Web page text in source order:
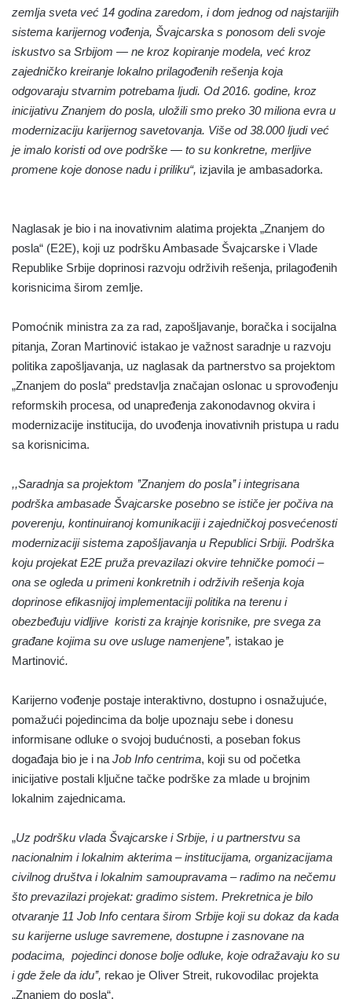
zemlja sveta već 14 godina zaredom, i dom jednog od najstarijih
sistema karijernog vođenja, Švajcarska s ponosom deli svoje
iskustvo sa Srbijom — ne kroz kopiranje modela, već kroz
zajedničko kreiranje lokalno prilagođenih rešenja koja
odgovaraju stvarnim potrebama ljudi. Od 2016. godine, kroz
inicijativu Znanjem do posla, uložili smo preko 30 miliona evra u
modernizaciju karijernog savetovanja. Više od 38.000 ljudi već
je imalo koristi od ove podrške — to su konkretne, merljive
promene koje donose nadu i priliku“, izjavila je ambasadorka.
Naglasak je bio i na inovativnim alatima projekta „Znanjem do
posla“ (E2E), koji uz podršku Ambasade Švajcarske i Vlade
Republike Srbije doprinosi razvoju održivih rešenja, prilagođenih
korisnicima širom zemlje.
Pomoćnik ministra za za rad, zapošljavanje, boračka i socijalna
pitanja, Zoran Martinović istakao je važnost saradnje u razvoju
politika zapošljavanja, uz naglasak da partnerstvo sa projektom
„Znanjem do posla“ predstavlja značajan oslonac u sprovođenju
reformskih procesa, od unapređenja zakonodavnog okvira i
modernizacije institucija, do uvođenja inovativnih pristupa u radu
sa korisnicima.
,,Saradnja sa projektom ’’Znanjem do posla’’ i integrisana
podrška ambasade Švajcarske posebno se ističe jer počiva na
poverenju, kontinuiranoj komunikaciji i zajedničkoj posvećenosti
modernizaciji sistema zapošljavanja u Republici Srbiji. Podrška
koju projekat E2E pruža prevazilazi okvire tehničke pomoći –
ona se ogleda u primeni konkretnih i održivih rešenja koja
doprinose efikasnijoj implementaciji politika na terenu i
obezbeđuju vidljive koristi za krajnje korisnike, pre svega za
građane kojima su ove usluge namenjene’’, istakao je
Martinović.
Karijerno vođenje postaje interaktivno, dostupno i osnažujuće,
pomažući pojedincima da bolje upoznaju sebe i donesu
informisane odluke o svojoj budućnosti, a poseban fokus
događaja bio je i na Job Info centrima, koji su od početka
inicijative postali ključne tačke podrške za mlade u brojnim
lokalnim zajednicama.
„Uz podršku vlada Švajcarske i Srbije, i u partnerstvu sa
nacionalnim i lokalnim akterima – institucijama, organizacijama
civilnog društva i lokalnim samoupravama – radimo na nečemu
što prevazilazi projekat: gradimo sistem. Prekretnica je bilo
otvaranje 11 Job Info centara širom Srbije koji su dokaz da kada
su karijerne usluge savremene, dostupne i zasnovane na
podacima, pojedinci donose bolje odluke, koje odražavaju ko su
i gde žele da idu’’, rekao je Oliver Streit, rukovodilac projekta
„Znanjem do posla“.